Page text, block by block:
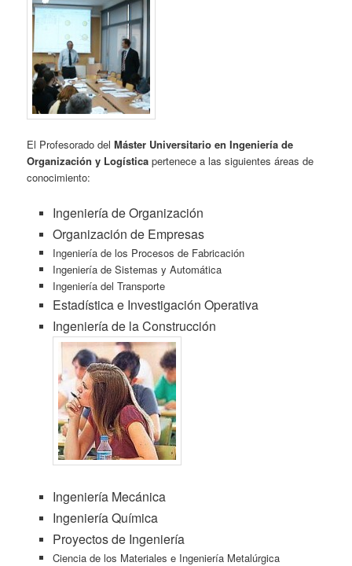
El Profesorado delMáster Universitario en Ingeniería de
Organización y Logística pertenece a las siguientes áreas de
conocimiento:
Ingeniería de Organización
Organización de Empresas
Ingeniería de los Procesos de Fabricación
Ingeniería de Sistemas y Automática
Ingeniería del Transporte
Estadística e Investigación Operativa
Ingeniería de la Construcción
Ingeniería Mecánica
Ingeniería Química
Proyectos de Ingeniería
Ciencia de los Materiales e Ingeniería Metalúrgica